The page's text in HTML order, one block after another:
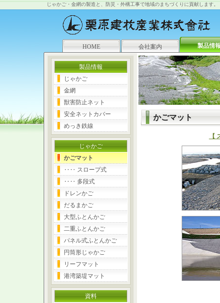
じゃかご・金網の製造と、防災・外構工事で地域のまちづくりに貢献します。
HOME 会社案内 製品情
かごマット
【
製品情報
じゃかご
金網
獣害防止ネット
安全ネットカバー
めっき鉄線
じゃかご
かごマット
‥‥ スロープ式
‥‥ 多段式
ドレンかご
だるまかご
大型ふとんかご
二重ふとんかご
パネル式ふとんかご
円筒形じゃかご
リーフマット
港湾築堤マット
資料